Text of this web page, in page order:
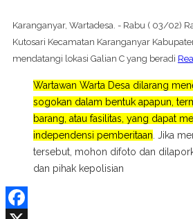
Karanganyar, Wartadesa. - Rabu ( 03/02)
Kutosari Kecamatan Karanganyar
mendatangi lokasi Galian C yang beradi
Wartawan Warta Desa dilarang
sogokan dalam bentuk apapun,
barang, atau fasilitas, yang dapat
independensi pemberitaan . Jika
tersebut, mohon difoto dan
dan pihak kepolisian